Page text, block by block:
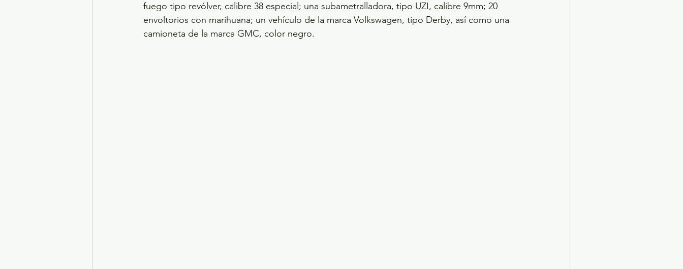
fuego tipo revólver, calibre 38 especial; una subametralladora, tipo UZI, calibre 9mm; 20
envoltorios con marihuana; un vehículo de la marca Volkswagen, tipo Derby, así como una
camioneta de la marca GMC, color negro.